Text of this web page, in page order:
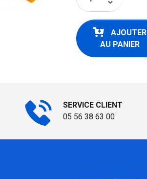
keyboard_arrow_down
AJOUTER
AU PANIER
SERVICE CLIENT
05 56 38 63 00